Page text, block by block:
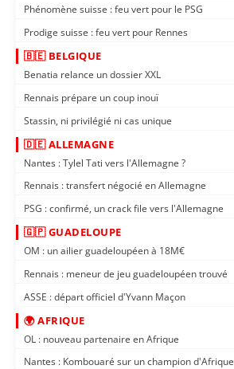
Phénomène suisse : feu vert pour le PSG
Prodige suisse : feu vert pour Rennes
🇧🇪 BELGIQUE
Benatia relance un dossier XXL
Rennais prépare un coup inouï
Stassin, ni privilégié ni cas unique
🇩🇪 ALLEMAGNE
Nantes : Tylel Tati vers l'Allemagne ?
Rennais : transfert négocié en Allemagne
PSG : confirmé, un crack file vers l'Allemagne
🇬🇵 GUADELOUPE
OM : un ailier guadeloupéen à 18M€
Rennais : meneur de jeu guadeloupéen trouvé
ASSE : départ officiel d'Yvann Maçon
🌍 AFRIQUE
OL : nouveau partenaire en Afrique
Nantes : Kombouaré sur un champion d'Afrique